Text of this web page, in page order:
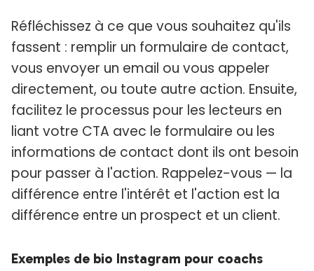
Réfléchissez à ce que vous souhaitez qu'ils
fassent : remplir un formulaire de contact,
vous envoyer un email ou vous appeler
directement, ou toute autre action. Ensuite,
facilitez le processus pour les lecteurs en
liant votre CTA avec le formulaire ou les
informations de contact dont ils ont besoin
pour passer à l'action. Rappelez-vous — la
différence entre l'intérêt et l'action est la
différence entre un prospect et un client.
Exemples de bio Instagram pour coachs